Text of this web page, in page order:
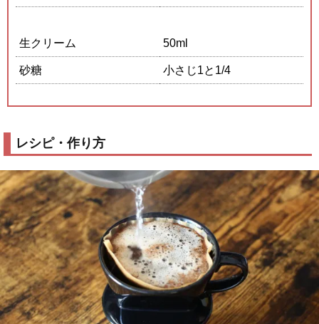
生クリーム 50ml
砂糖 小さじ1と1/4
レシピ・作り方